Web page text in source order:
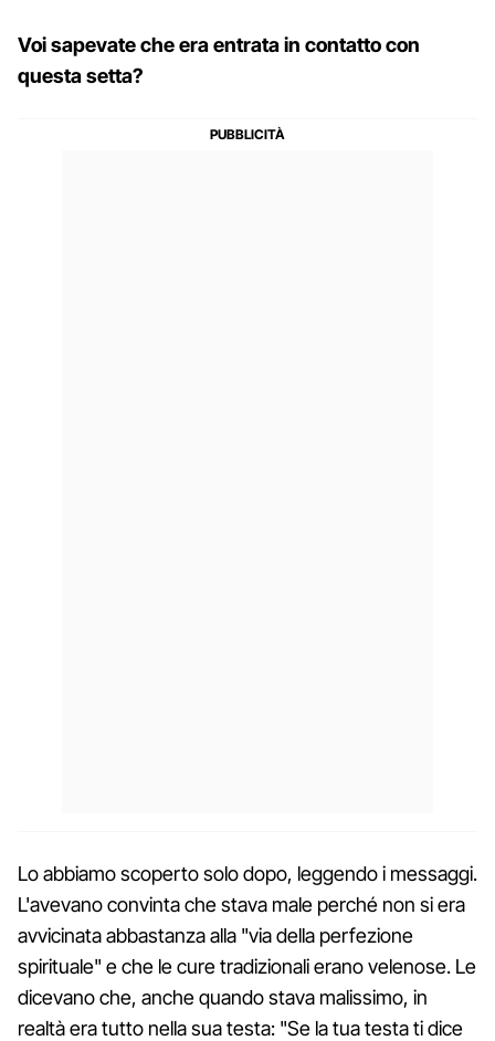
Voi sapevate che era entrata in contatto con
questa setta?
Lo abbiamo scoperto solo dopo, leggendo i messaggi.
L'avevano convinta che stava male perché non si era
avvicinata abbastanza alla "via della perfezione
spirituale" e che le cure tradizionali erano velenose. Le
dicevano che, anche quando stava malissimo, in
realtà era tutto nella sua testa: "Se la tua testa ti dice